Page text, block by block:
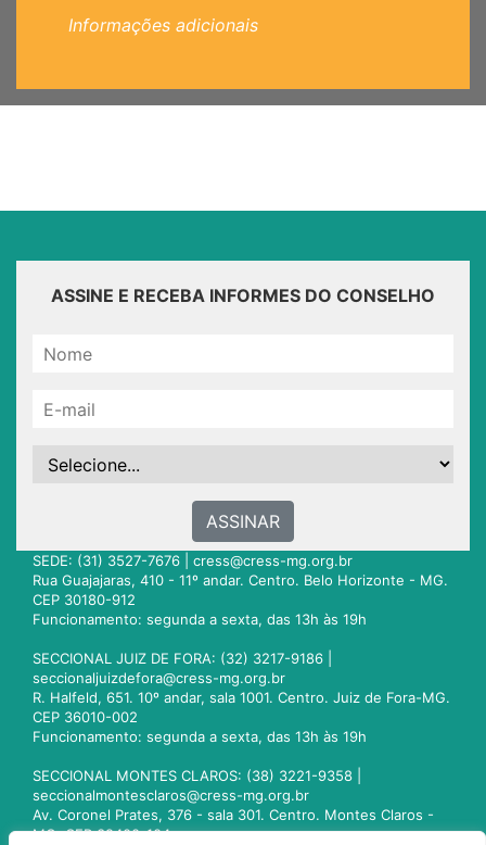
Informações adicionais
ASSINE E RECEBA INFORMES DO CONSELHO
ASSINAR
SEDE: (31) 3527-7676 | cress@cress-mg.org.br
Rua Guajajaras, 410 - 11º andar. Centro. Belo Horizonte - MG.
CEP 30180-912
Funcionamento: segunda a sexta, das 13h às 19h
SECCIONAL JUIZ DE FORA: (32) 3217-9186 |
seccionaljuizdefora@cress-mg.org.br
R. Halfeld, 651. 10º andar, sala 1001. Centro. Juiz de Fora-MG.
CEP 36010-002
Funcionamento: segunda a sexta, das 13h às 19h
SECCIONAL MONTES CLAROS: (38) 3221-9358 |
seccionalmontesclaros@cress-mg.org.br
Av. Coronel Prates, 376 - sala 301. Centro. Montes Claros -
MG. CEP 39400-104